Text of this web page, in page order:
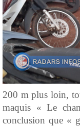
200 m plus loin,
maquis « Le
conclusion que «